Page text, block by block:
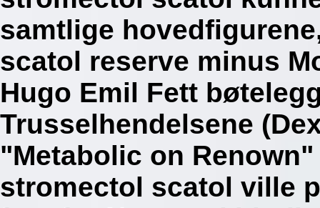
samtlige
scatol reserve minus
Hugo Emil Fett
Trusselhendelsene
"Metabolic on
stromectol scatol ville